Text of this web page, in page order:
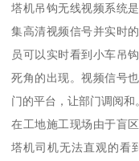
塔机吊钩无线视频系统
集高清视频信号并实时
员可以实时看到小车吊
死角的出现。视频信号
门的平台，让部门调阅和
在工地施工现场由于盲
塔机司机无法直观的看